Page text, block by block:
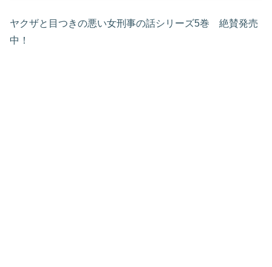
ヤクザと目つきの悪い女刑事の話シリーズ5巻 絶賛発売
中！